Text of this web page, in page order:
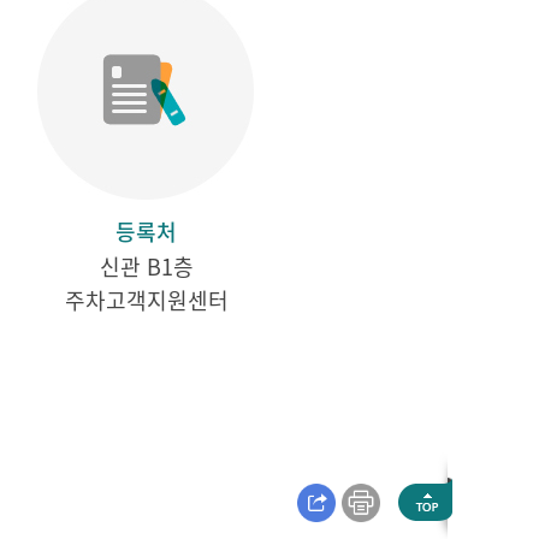
등록처
신관 B1층
주차고객지원센터